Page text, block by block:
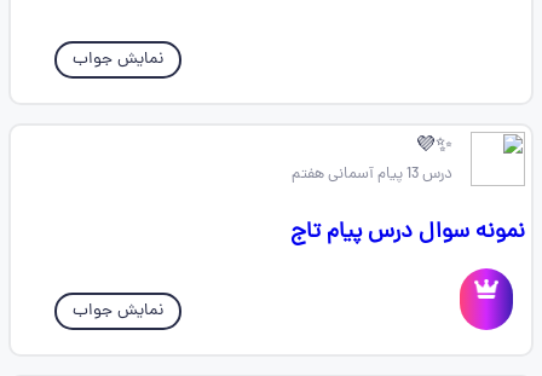
نمایش جواب
✨️💜
درس 13 پیام آسمانی هفتم
نمونه سوال درس پیام تاج
نمایش جواب